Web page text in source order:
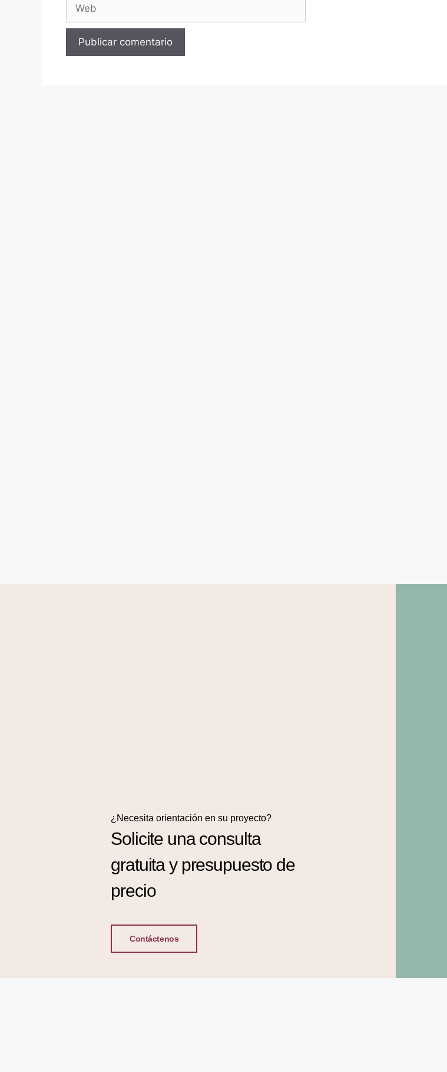
¿Necesita orientación en su proyecto?
Solicite una consulta
gratuita y presupuesto de
precio
Contáctenos